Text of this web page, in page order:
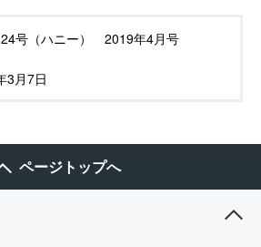
24号（ハニー） 2019年4月号
3月7日
ページトップへ